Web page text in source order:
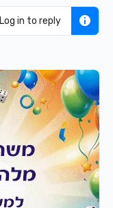
Log in to reply.